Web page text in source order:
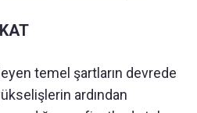
temel şartların devrede
ardından